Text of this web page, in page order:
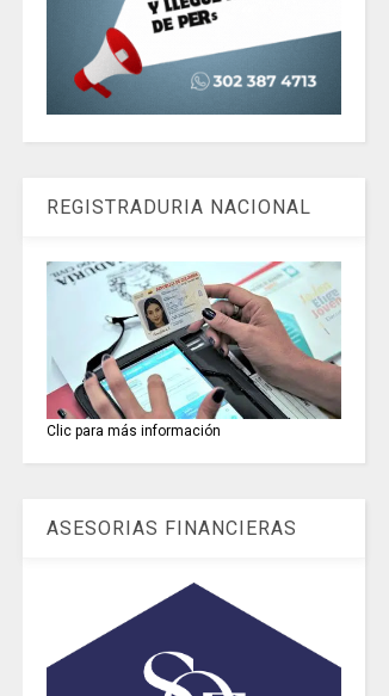
REGISTRADURIA NACIONAL
Clic para más información
ASESORIAS FINANCIERAS